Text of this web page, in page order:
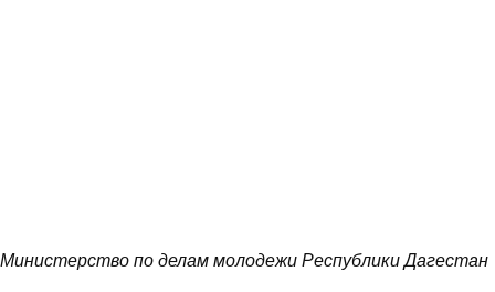
Министерство по делам молодежи Республики Дагестан